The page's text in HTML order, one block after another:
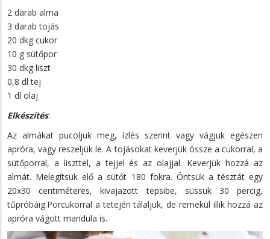
2 darab alma
3 darab tojás
20 dkg cukor
10 g sütőpor
30 dkg liszt
0,8 dl tej
1 dl olaj
Elkészítés:
Az almákat pucoljuk meg, ízlés szerint vagy vágjuk egészen
apróra, vagy reszeljük le. A tojásokat keverjük össze a cukorral, a
sütőporral, a liszttel, a tejjel és az olajjal. Keverjük hozzá az
almát. Melegítsük elő a sütőt 180 fokra. Öntsük a tésztát egy
20x30 centiméteres, kivajazott tepsibe, süssük 30 percig,
tűpróbáig.Porcukorral a tetején tálaljuk, de remekül illik hozzá az
apróra vágott mandula is.